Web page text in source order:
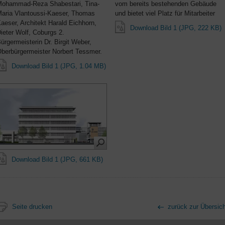
Reza Shabestari, Tina-
Vlantoussi-Kaeser, Thomas
Architekt Harald Eichhorn,
Wolf, Coburgs 2.
Dr. Birgit Weber,
Norbert Tessmer.
Download Bild 1 (JPG, 1.04 MB)
vom bereits bestehenden Gebäude
und bietet viel Platz für Mitarbeiter
Download Bild 1 (JPG, 222 KB)
Download Bild 1 (JPG, 661 KB)
Seite drucken zurück zur